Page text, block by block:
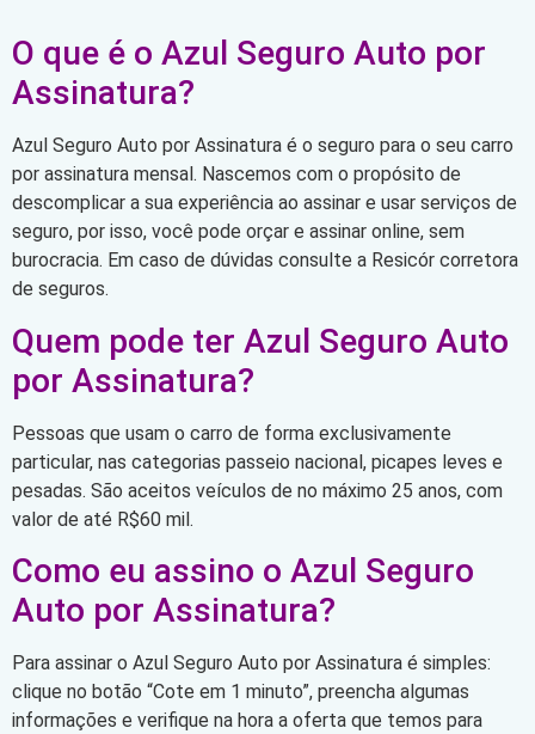
O que é o Azul Seguro Auto por
Assinatura?
Azul Seguro Auto por Assinatura é o seguro para o seu carro
por assinatura mensal. Nascemos com o propósito de
descomplicar a sua experiência ao assinar e usar serviços de
seguro, por isso, você pode orçar e assinar online, sem
burocracia. Em caso de dúvidas consulte a Resicór corretora
de seguros.
Quem pode ter Azul Seguro Auto
por Assinatura?
Pessoas que usam o carro de forma exclusivamente
particular, nas categorias passeio nacional, picapes leves e
pesadas. São aceitos veículos de no máximo 25 anos, com
valor de até R$60 mil.
Como eu assino o Azul Seguro
Auto por Assinatura?
Para assinar o Azul Seguro Auto por Assinatura é simples:
clique no botão “Cote em 1 minuto”, preencha algumas
informações e verifique na hora a oferta que temos para